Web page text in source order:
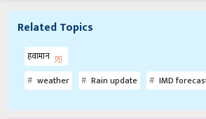
Related Topics
हवामान
weather
Rain update IMD